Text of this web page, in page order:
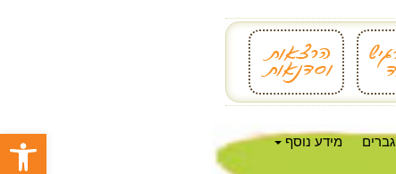
פתח גברים מידע נוסף